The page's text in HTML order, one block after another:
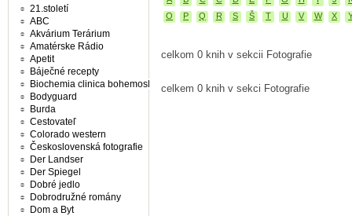
O
P Q R S Š T U V W X
celkom 0 knih v sekcii Fotografie
celkem 0 knih v sekci Fotografie
21.století
ABC
Akvárium Terárium
Amatérske Rádio
Apetit
Báječné recepty
Biochemia clinica bohemoslovaca
Bodyguard
Burda
Cestovateľ
Colorado western
Československá fotografie
Der Landser
Der Spiegel
Dobré jedlo
Dobrodružné romány
Dom a Byt